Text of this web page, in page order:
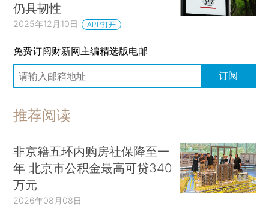
仍具韧性
2025年12月10日 APP打开
免费订阅财新网主编精选版电邮
订阅
推荐阅读
非京籍五环内购房社保降至一
年 北京市公积金最高可贷340
万元
2026年08月08日